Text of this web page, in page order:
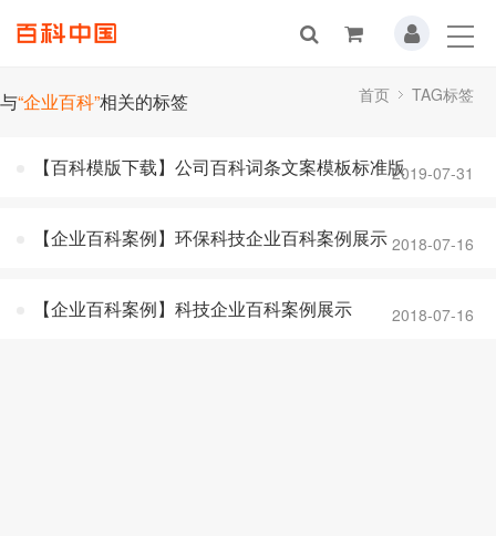
与“企业百科”相关的标签 首页 TAG标签
【百科模版下载】公司百科词条文案模板标准版2019-07-31
【企业百科案例】环保科技企业百科案例展示 2018-07-16
【企业百科案例】科技企业百科案例展示 2018-07-16